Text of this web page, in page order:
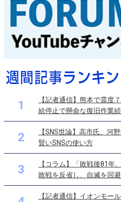
1
【記者通信】熊本で震度
給停止で懸命な復旧作業続
2
【SNS世論】高市氏、河
賢いSNSの使い方
3
【コラム】「敗戦後81年
敗戦を反省し、自滅を回避
【記者通信】イオンモー